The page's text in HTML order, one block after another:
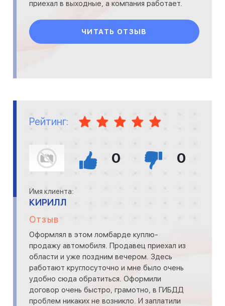
приехал в выходные, а компания работает.
людьми.
ЧИТАТЬ ОТЗЫВ
Рейтинг:
0 0
Имя клиента:
КИРИЛЛ
Отзыв
Оформлял в этом ломбарде куплю-
продажу автомобиля. Продавец приехал из
области и уже поздним вечером. Здесь
работают круглосуточно и мне было очень
удобно сюда обратиться. Оформили
договор очень быстро, грамотно, в ГИБДД
проблем никаких не возникло. И заплатили